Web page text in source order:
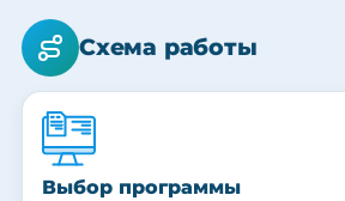
Схема работы
Выбор программы